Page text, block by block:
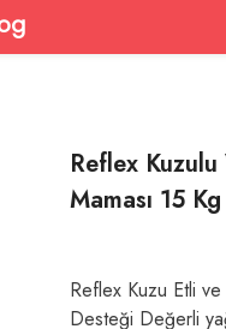
Reflex
Maması 15 Kg
Reflex Kuzu Etli
Desteği Değerli